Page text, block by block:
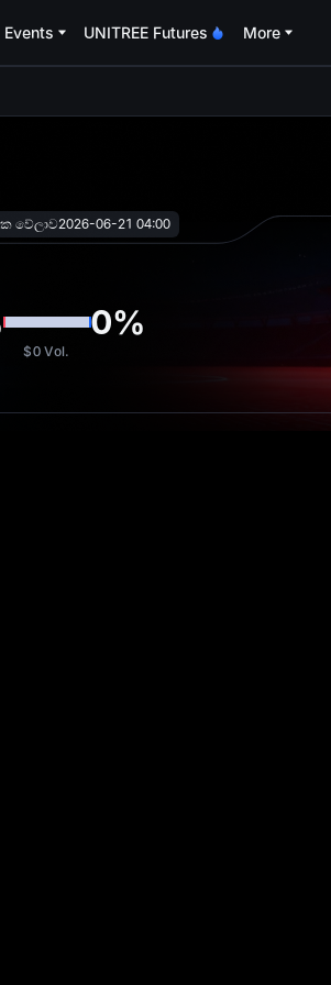
Events UNITREE Futures More
වේලාව2026-06-21 04:00
0%
$0 Vol.